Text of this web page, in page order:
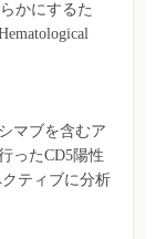
かにするた
マブを含むア
ったCD5陽性
ティブに分析